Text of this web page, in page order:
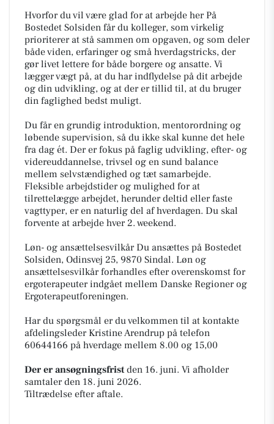
Hvorfor du vil være glad for at arbejde her På
Bostedet Solsiden får du kolleger, som virkelig
prioriterer at stå sammen om opgaven, og som deler
både viden, erfaringer og små hverdagstricks, der
gør livet lettere for både borgere og ansatte. Vi
lægger vægt på, at du har indflydelse på dit arbejde
og din udvikling, og at der er tillid til, at du bruger
din faglighed bedst muligt.
Du får en grundig introduktion, mentorordning og
løbende supervision, så du ikke skal kunne det hele
fra dag ét. Der er fokus på faglig udvikling, efter- og
videreuddannelse, trivsel og en sund balance
mellem selvstændighed og tæt samarbejde.
Fleksible arbejdstider og mulighed for at
tilrettelægge arbejdet, herunder deltid eller faste
vagttyper, er en naturlig del af hverdagen. Du skal
forvente at arbejde hver 2. weekend.
Løn- og ansættelsesvilkår Du ansættes på Bostedet
Solsiden, Odinsvej 25, 9870 Sindal. Løn og
ansættelsesvilkår forhandles efter overenskomst for
ergoterapeuter indgået mellem Danske Regioner og
Ergoterapeutforeningen.
Har du spørgsmål er du velkommen til at kontakte
afdelingsleder Kristine Arendrup på telefon
60644166 på hverdage mellem 8.00 og 15,00
Der er ansøgningsfristden 16. juni. Vi afholder
samtaler den 18. juni 2026.
Tiltrædelse efter aftale.